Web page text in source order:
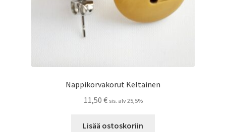
Nappikorvakorut Keltainen
11,50 € sis. alv 25,5%
Lisää ostoskoriin